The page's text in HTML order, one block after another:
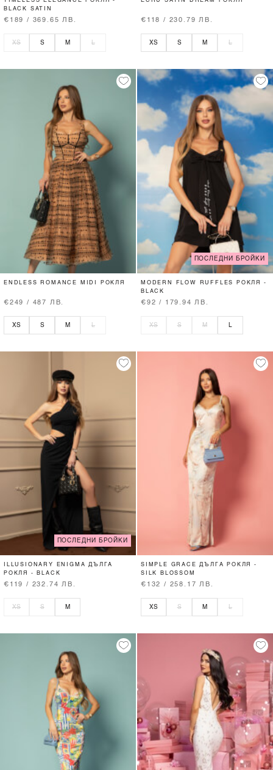
BLACK SATIN
€189 / 369.65 ЛВ.
XS S M L
€118 / 230.79 ЛВ.
XS S M L
ENDLESS ROMANCE MIDI РОКЛЯ
€249 / 487 ЛВ.
XS S M L
ПОСЛЕДНИ БРОЙКИ
MODERN FLOW RUFFLES РОКЛЯ -
BLACK
€92 / 179.94 ЛВ.
XS S M
ПОСЛЕДНИ БРОЙКИ
ILLUSIONARY ENIGMA ДЪЛГА
РОКЛЯ - BLACK
€119 / 232.74 ЛВ.
XS S M
SIMPLE GRACE ДЪЛГА РОКЛЯ -
SILK BLOSSOM
€132 / 258.17 ЛВ.
XS S M L